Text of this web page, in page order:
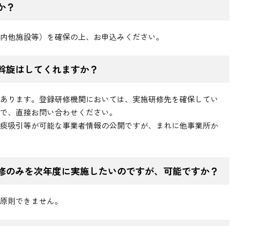
？
施設等）を確保の上、お申込みください。
はしてくれますか？
ります。登録研修機関においては、実施研修先を確保してい
直接お問い合わせください。
吸引等が可能な事業者情報の公開ですが、まれに他事業所か
みを次年度に実施したいのですが、可能ですか？
則できません。